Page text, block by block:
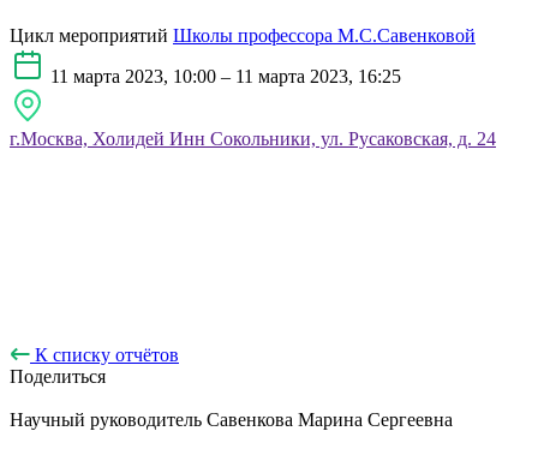
Цикл мероприятий Школы профессора М.С.Савенковой
11 марта 2023, 10:00 – 11 марта 2023, 16:25
г.Москва, Холидей Инн Сокольники, ул. Русаковская, д. 24
К списку отчётов
Поделиться
Научный руководитель Савенкова Марина Сергеевна